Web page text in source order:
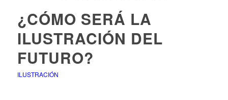
¿CÓMO SERÁ LA
ILUSTRACIÓN DEL
FUTURO?
ILUSTRACIÓN